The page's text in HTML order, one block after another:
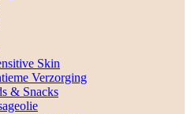
Skin
Verzorging
& Snacks